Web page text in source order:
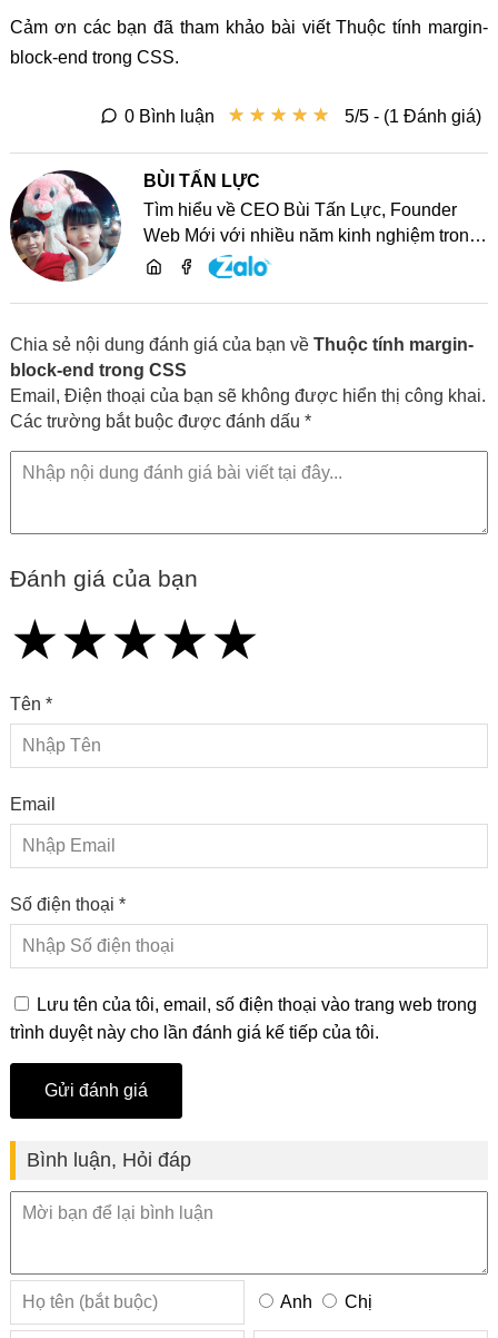
Cảm ơn các bạn đã tham khảo bài viết Thuộc tính margin-
block-end trong CSS.
★ ★ ★ ★ ★
★ ★ ★ ★ ★ 5/5 - (1 Đánh giá)
0 Bình luận
BÙI TẤN LỰC
Tìm hiểu về CEO Bùi Tấn Lực, Founder
Web Mới với nhiều năm kinh nghiệm trong
lĩnh vực phát triển website, SEO và chia sẻ
Chia sẻ nội dung đánh giá của bạn về Thuộc tính margin-
block-end trong CSS
Email, Điện thoại của bạn sẽ không được hiển thị công khai.
Các trường bắt buộc được đánh dấu *
Đánh giá của bạn
★
★★
★★★
★★★★
★★★★★
Tên *
Email
Số điện thoại *
Lưu tên của tôi, email, số điện thoại vào trang web trong
trình duyệt này cho lần đánh giá kế tiếp của tôi.
Bình luận, Hỏi đáp
Anh Chị